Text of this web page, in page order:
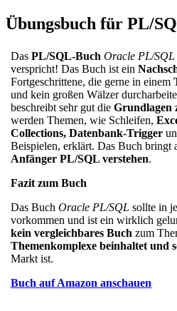
Übungsbuch für PL/
Das PL/SQL-Buch Oracle PL/SQL
verspricht! Das Buch ist ein
Fortgeschrittene, die gerne in einem
und kein großen Wälzer
beschreibt sehr gut die Grundlagen
werden Themen, wie Schleifen,
Collections, Datenbank-Trigger
Beispielen, erklärt. Das Buch bringt
Anfänger PL/SQL verstehen.
Fazit zum Buch
Das Buch Oracle PL/SQL sollte in
vorkommen und ist ein wirklich
kein vergleichbares Buch zum
Themenkomplexe beinhaltet und
Markt ist.
Buch auf Amazon anschauen